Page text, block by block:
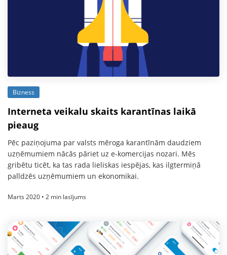
Bizness
Interneta veikalu skaits karantīnas laikā
pieaug
Pēc paziņojuma par valsts mēroga karantīnām daudziem
uzņēmumiem nācās pāriet uz e-komercijas nozari. Mēs
gribētu ticēt, ka tas rada lieliskas iespējas, kas ilgtermiņā
palīdzēs uzņēmumiem un ekonomikai.
Marts 2020 • 2 min lasījums